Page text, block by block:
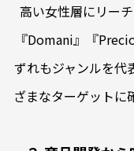
高い女性層にリー
『Domani』『
ずれもジャンルを代
ざまなターゲットに